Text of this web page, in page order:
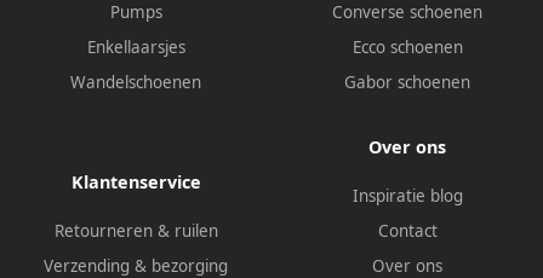
Pumps
Enkellaarsjes
Wandelschoenen
Converse schoenen
Ecco schoenen
Gabor schoenen
Klantenservice
Retourneren & ruilen
Verzending & bezorging
Over ons
Inspiratie blog
Contact
Over ons